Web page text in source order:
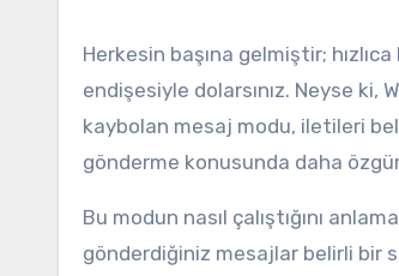
Herkesin başına gelmiştir; hızlıca bir mesaj yazıp gönderdikten sonra aniden panikle yanlış kişiye mi gönderdim
endişesiyle dolarsınız. Neyse ki,
kaybolan mesaj modu, iletileri
gönderme konusunda daha
Bu modun nasıl çalıştığını
gönderdiğiniz mesajlar belirli bir